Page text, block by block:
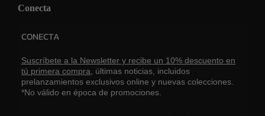
Conecta
CONECTA
Suscríbete a la Newsletter y recibe un 10% descuento en
tú primera compra,
últimas noticias, incluidos
prelanzamientos exclusivos online y nuevas colecciones.
*No válido en época de promociones.